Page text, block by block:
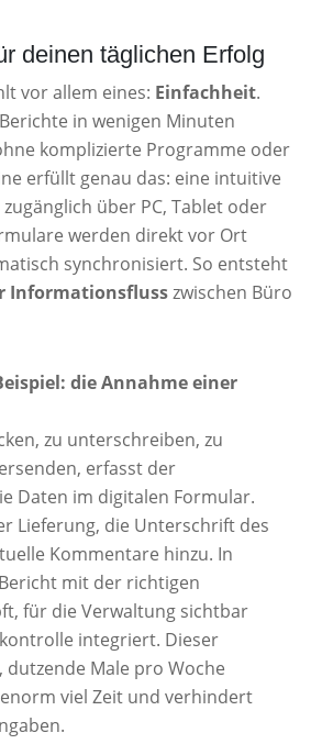
deinen täglichen Erfolg
vor allem eines: Einfachheit.
in wenigen Minuten
komplizierte Programme oder
erfüllt genau das: eine intuitive
über PC, Tablet oder
werden direkt vor Ort
synchronisiert. So entsteht
Informationsflusszwischen Büro
die Annahme einer
zu unterschreiben, zu
erfasst der
Daten im digitalen Formular.
Lieferung, die Unterschrift des
Kommentare hinzu. In
mit der richtigen
für die Verwaltung sichtbar
integriert. Dieser
dutzende Male pro Woche
viel Zeit und verhindert